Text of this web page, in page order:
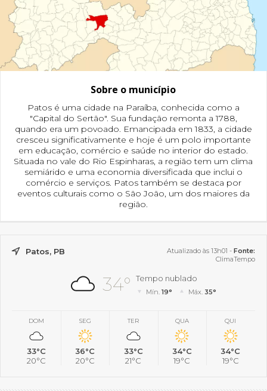
Sobre o município
Patos é uma cidade na Paraíba, conhecida como a
"Capital do Sertão". Sua fundação remonta a 1788,
quando era um povoado. Emancipada em 1833, a cidade
cresceu significativamente e hoje é um polo importante
em educação, comércio e saúde no interior do estado.
Situada no vale do Rio Espinharas, a região tem um clima
semiárido e uma economia diversificada que inclui o
comércio e serviços. Patos também se destaca por
eventos culturais como o São João, um dos maiores da
região.
Patos, PB Atualizado às 13h01 - Fonte:
ClimaTempo
34° Tempo nublado
Mín.19° Máx. 35°
DOM
33°C
20°C
SEG
36°C
20°C
TER
33°C
21°C
QUA
34°C
19°C
QUI
34°C
19°C